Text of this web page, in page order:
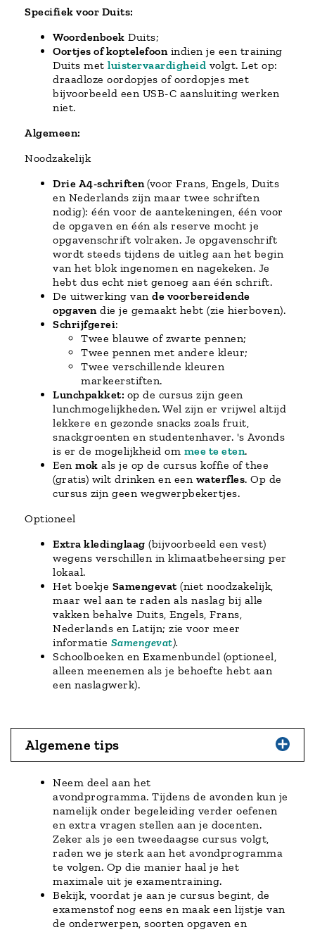
Specifiek voor Duits:
Woordenboek Duits;
Oortjes of koptelefoon indien je een training
Duits met luistervaardigheid volgt. Let op:
draadloze oordopjes of oordopjes met
bijvoorbeeld een USB-C aansluiting werken
niet.
Algemeen:
Noodzakelijk
Drie A4-schriften (voor Frans, Engels, Duits
en Nederlands zijn maar twee schriften
nodig): één voor de aantekeningen, één voor
de opgaven en één als reserve mocht je
opgavenschrift volraken. Je opgavenschrift
wordt steeds tijdens de uitleg aan het begin
van het blok ingenomen en nagekeken. Je
hebt dus echt niet genoeg aan één schrift.
De uitwerking van de voorbereidende
opgaven die je gemaakt hebt (zie hierboven).
Schrijfgerei:
Twee blauwe of zwarte pennen;
Twee pennen met andere kleur;
Twee verschillende kleuren
markeerstiften.
Lunchpakket: op de cursus zijn geen
lunchmogelijkheden. Wel zijn er vrijwel altijd
lekkere en gezonde snacks zoals fruit,
snackgroenten en studentenhaver. 's Avonds
is er de mogelijkheid om mee te eten.
Een mok als je op de cursus koffie of thee
(gratis) wilt drinken en een waterfles. Op de
cursus zijn geen wegwerpbekertjes.
Optioneel
Extra kledinglaag (bijvoorbeeld een vest)
wegens verschillen in klimaatbeheersing per
lokaal.
Het boekje Samengevat (niet noodzakelijk,
maar wel aan te raden als naslag bij alle
vakken behalve Duits, Engels, Frans,
Nederlands en Latijn; zie voor meer
informatie Samengevat).
Schoolboeken en Examenbundel (optioneel,
alleen meenemen als je behoefte hebt aan
een naslagwerk).
Algemene tips
Neem deel aan het
avondprogramma. Tijdens de avonden kun je
namelijk onder begeleiding verder oefenen
en extra vragen stellen aan je docenten.
Zeker als je een tweedaagse cursus volgt,
raden we je sterk aan het avondprogramma
te volgen. Op die manier haal je het
maximale uit je examentraining.
Bekijk, voordat je aan je cursus begint, de
examenstof nog eens en maak een lijstje van
de onderwerpen, soorten opgaven en